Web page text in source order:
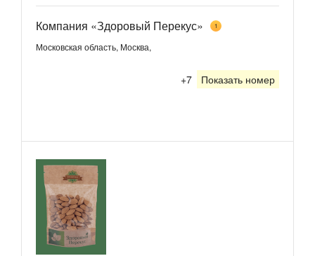
Компания «Здоровый Перекус» 1
Московская область, Москва,
+7 Показать номер